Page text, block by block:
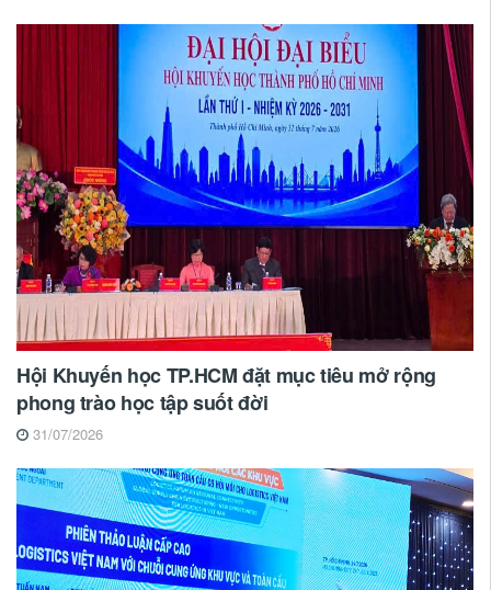
Hội Khuyến học TP.HCM đặt mục tiêu mở rộng
phong trào học tập suốt đời
31/07/2026